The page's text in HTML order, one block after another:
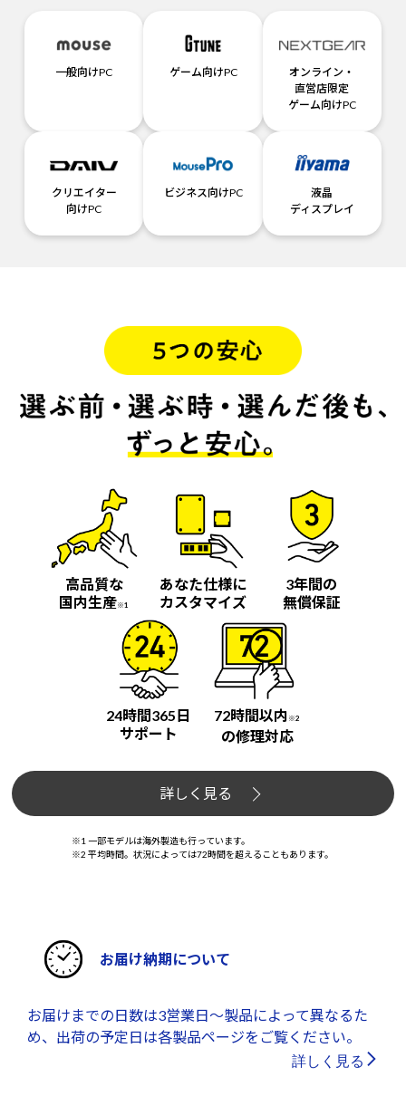
一般向けPC ゲーム向けPC
オンライン・
直営店限定
ゲーム向けPC
クリエイター
向けPC
ビジネス向けPC
液晶
ディスプレイ
高品質な
国内生産※1
あなた仕様に
カスタマイズ
3年間の
無償保証
24時間365日
サポート
72時間以内 ※2
の修理対応
詳しく見る
※1 一部モデルは海外製造も行っています。
※2 平均時間。状況によっては72時間を超えることもあります。
お届け納期について
お届けまでの日数は3営業日～製品によって異なるた
め、出荷の予定日は各製品ページをご覧ください。
詳しく見る